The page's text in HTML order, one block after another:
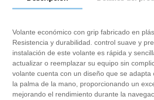
Volante económico con grip fabricado en
Resistencia y durabilidad. control suave y
instalación de este volante es rápida y
actualizar o reemplazar su equipo sin
volante cuenta con un diseño que se adapta
la palma de la mano, proporcionando un
mejorando el rendimiento durante la